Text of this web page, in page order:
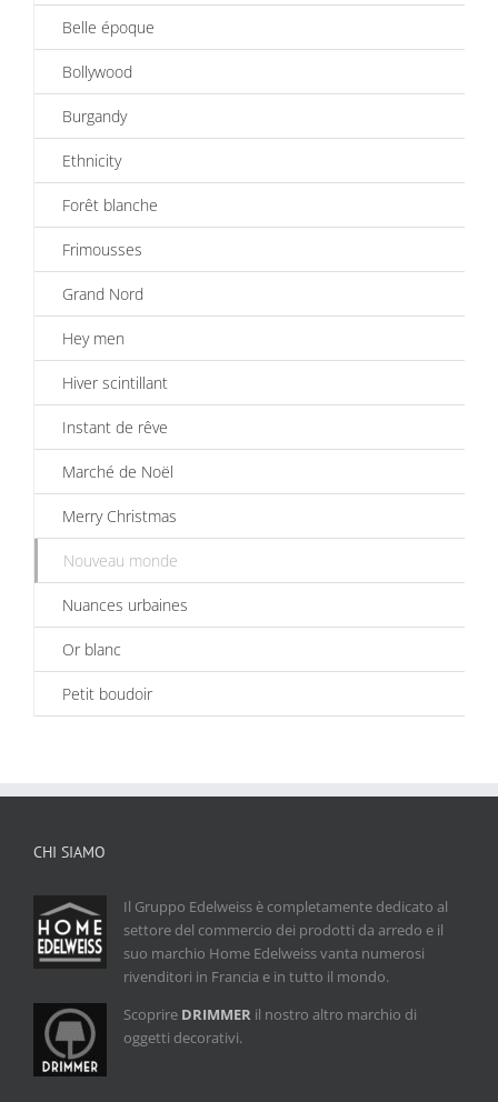
Belle époque
Bollywood
Burgandy
Ethnicity
Forêt blanche
Frimousses
Grand Nord
Hey men
Hiver scintillant
Instant de rêve
Marché de Noël
Merry Christmas
Nouveau monde
Nuances urbaines
Or blanc
Petit boudoir
CHI SIAMO
Il Gruppo Edelweiss è completamente dedicato al
settore del commercio dei prodotti da arredo e il
suo marchio Home Edelweiss vanta numerosi
rivenditori in Francia e in tutto il mondo.
Scoprire DRIMMER il nostro altro marchio di
oggetti decorativi.